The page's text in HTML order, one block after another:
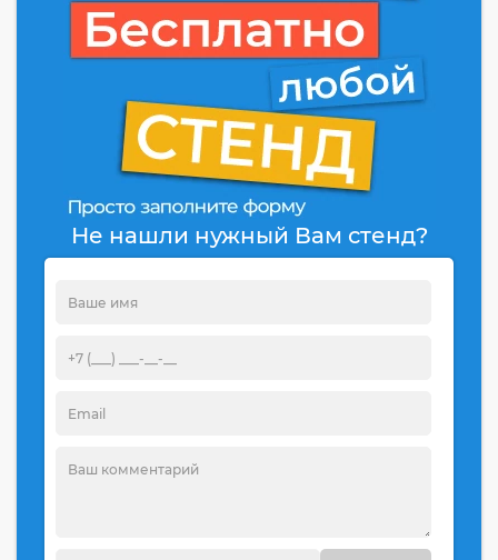
Не нашли нужный Вам стенд?